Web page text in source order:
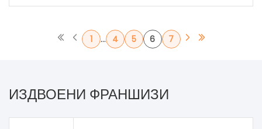
1 ... 4 5 6 7
ИЗДВОЕНИ ФРАНШИЗИ